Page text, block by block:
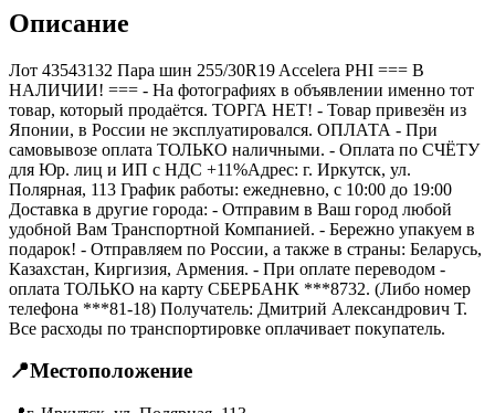
Описание
Лот 43543132 Пара шин 255/30R19 Accelera PHI === B
НАЛИЧИИ! === - На фотографиях в объявлении именно тот
товар, который продаётся. ТОРГА НЕТ! - Товар привезён из
Японии, в России не эксплуатировался. ОПЛАТА - При
самовывозе оплата ТОЛЬКО наличными. - Оплата по СЧЁТУ
для Юр. лиц и ИП с НДС +11%Адрес: г. Иркутск, ул.
Полярная, 113 График работы: ежедневно, с 10:00 до 19:00
Доставка в другие города: - Отправим в Ваш город любой
удобной Вам Транспортной Компанией. - Бережно упакуем в
подарок! - Отправляем по России, а также в страны: Беларусь,
Казахстан, Киргизия, Армения. - При оплате переводом -
оплата ТОЛЬКО на карту СБЕРБАНК ***8732. (Либо номер
телефона ***81-18) Получатель: Дмитрий Александрович Т.
Все расходы по транспортировке оплачивает покупатель.
📍Местоположение